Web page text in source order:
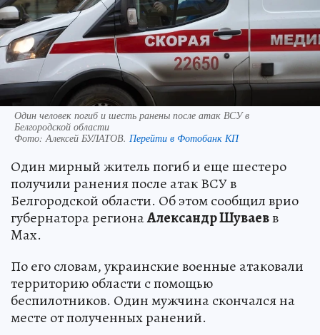
Один человек погиб и шесть ранены после атак ВСУ в
Белгородской области
Фото:Алексей БУЛАТОВ. Перейти в Фотобанк КП
Один мирный житель погиб и еще шестеро
получили ранения после атак ВСУ в
Белгородской области. Об этом сообщил врио
губернатора регионаАлександр Шуваевв
Max.
По его словам, украинские военные атаковали
территорию области с помощью
беспилотников. Один мужчина скончался на
месте от полученных ранений.